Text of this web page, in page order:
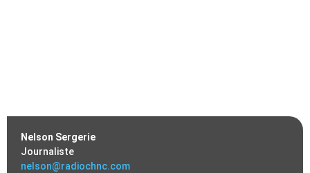
Nelson Sergerie
Journaliste
nelson@radiochnc.com